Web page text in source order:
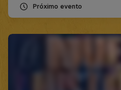
Próximo evento